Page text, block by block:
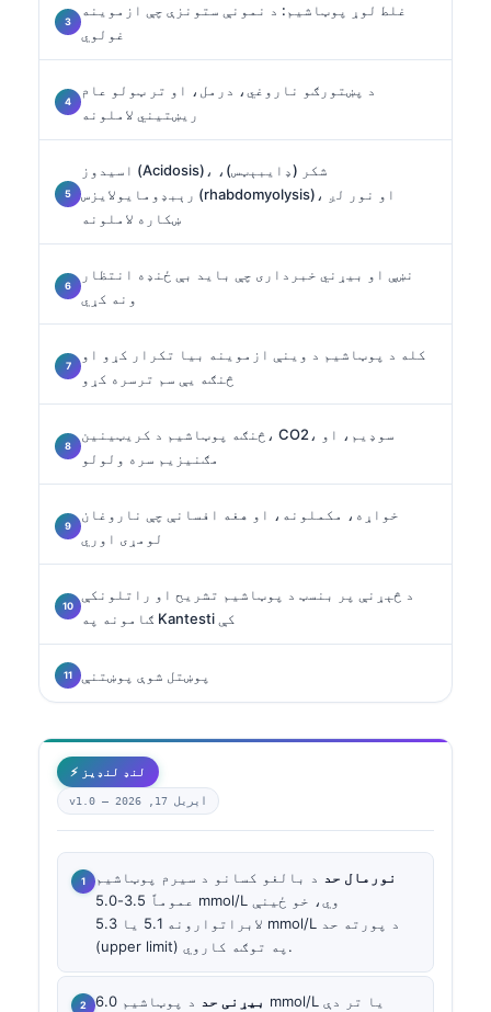
غلط لوړ پوټاشیم: د نمونې ستونزې چې ازموینه
غولوي
د پښتورګو ناروغي، درمل، او تر ټولو عام
ریښتیني لاملونه
اسیدوز (Acidosis)، شکر (ډایبېټس)،
رېبډومایولایزس (rhabdomyolysis)، او نور لږ
ښکاره لاملونه
نښې او بیړني خبرداری چې باید بې ځنډه انتظار
ونه کړي
کله د پوټاشیم د وینې ازموینه بیا تکرار کړو او
څنګه یې سم ترسره کړو
څنګه پوټاشیم د کریټینین، CO2، سوډیم، او
مګنیزیم سره ولولو
خواړه، مکملونه، او هغه افسانې چې ناروغان
لومړی اوري
د څېړنې پر بنسټ د پوټاشیم تشریح او راتلونکې
ګامونه په Kantesti کې
پوښتل شوې پوښتنې
⚡ لنډ لنډیز
v1.0 — اپریل 17, 2026
نورمال حد د بالغو کسانو د سیرم پوټاشیم
عموماً 3.5-5.0 mmol/L وي، خو ځینې
لابراتوارونه 5.1 یا 5.3 mmol/L د پورته حد
(upper limit) په توګه کاروي.
بیړنی حد
د پوټاشیم 6.0 mmol/L یا تر دې